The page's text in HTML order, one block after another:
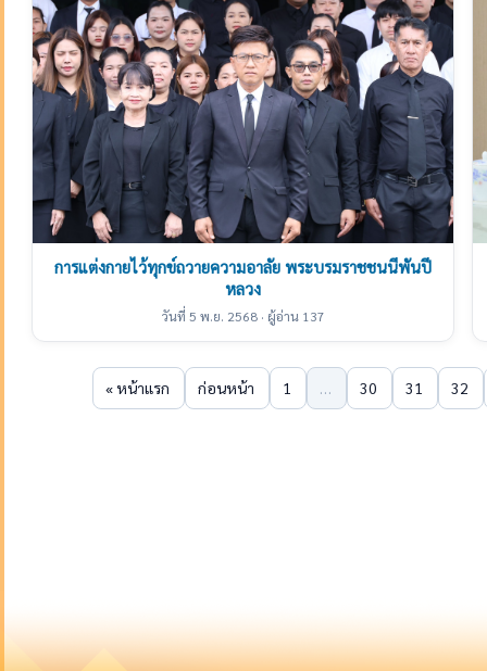
การแต่งกายไว้ทุกข์ถวายความอาลัย พระบรมราชชนนีพันปี
หลวง
วันที่ 5 พ.ย. 2568 · ผู้อ่าน 137
« หน้าแรก ก่อนหน้า 1 … 30 31 32